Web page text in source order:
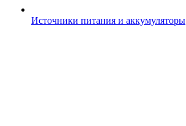
Источники питания и аккумуляторы